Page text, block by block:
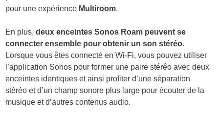
pour une expérience Multiroom.
En plus,deux enceintes Sonos Roam peuvent se
connecter ensemble pour obtenir un son stéréo.
Lorsque vous êtes connecté en Wi-Fi, vous pouvez utiliser
l’application Sonos pour former une paire stéréo avec deux
enceintes identiques et ainsi profiter d’une séparation
stéréo et d’un champ sonore plus large pour écouter de la
musique et d’autres contenus audio.